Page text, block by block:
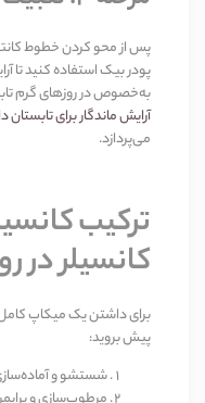
پس از محو کردن خطوط
پودر بیک استفاده کنید تا
به‌خصوص در روزهای گرم
آرایش ماندگار برای
می‌پردازد.
ترکیب
کانسیلر در
برای داشتن یک میکاپ
پیش بروید:
شستشو و